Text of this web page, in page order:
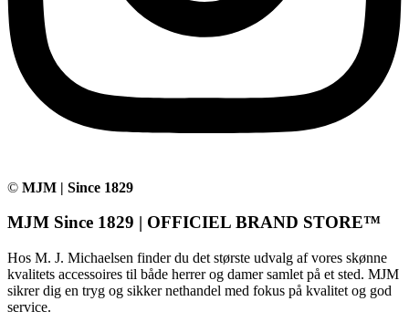
© MJM | Since 1829
MJM Since 1829 | OFFICIEL BRAND STORE™
Hos M. J. Michaelsen finder du det største udvalg af vores skønne
kvalitets accessoires til både herrer og damer samlet på et sted. MJM
sikrer dig en tryg og sikker nethandel med fokus på kvalitet og god
service.